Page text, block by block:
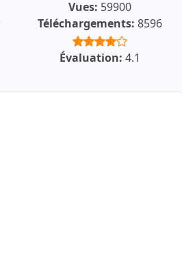
Vues: 59900
Téléchargements: 8596
Évaluation: 4.1